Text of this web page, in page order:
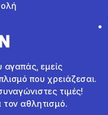
αγαπάς, εμείς
που χρειάζεσαι.
τιμές!
τον αθλητισμό.